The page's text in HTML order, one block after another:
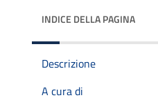
INDICE DELLA PAGINA
Descrizione
A cura di